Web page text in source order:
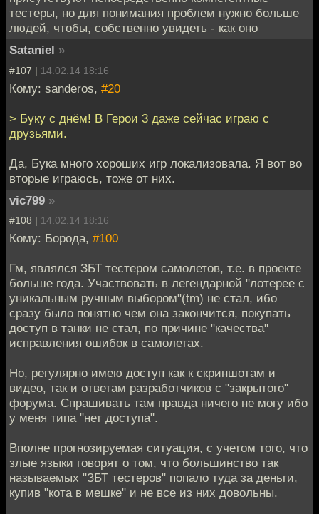
тестеры, но для понимания проблем нужно больше
людей, чтобы, собственно увидеть - как оно
Sataniel »
#107 | 14.02.14 18:16
Кому: sanderos, #20
> Буку с днём! В Герои 3 даже сейчас играю с
друзьями.
Да, Бука много хороших игр локализовала. Я вот во
вторые играюсь, тоже от них.
vic799 »
#108 | 14.02.14 18:16
Кому: Борода, #100
Гм, являлся ЗБТ тестером самолетов, т.е. в проекте
больше года. Участвовать в легендарной "лотерее с
уникальным ручным выбором"(tm) не стал, ибо
сразу было понятно чем она закончится, покупать
доступ в танки не стал, по причине "качества"
исправления ошибок в самолетах.
Но, регулярно имею доступ как к скриншотам и
видео, так и ответам разработчиков с "закрытого"
форума. Спрашивать там правда ничего не могу ибо
у меня типа "нет доступа".
Вполне прогнозируемая ситуация, с учетом того, что
злые языки говорят о том, что большинство так
называемых "ЗБТ тестеров" попало туда за деньги,
купив "кота в мешке" и не все из них довольны.